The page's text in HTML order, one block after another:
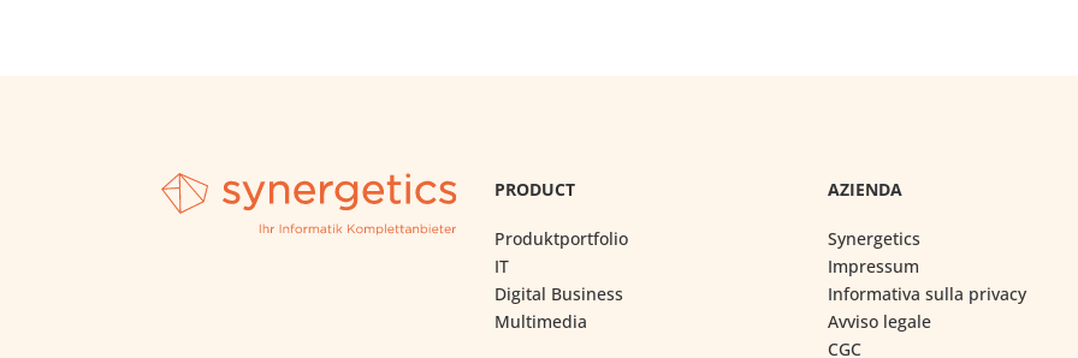
PRODUCT
Produktportfolio
IT
Digital Business
Multimedia
AZIENDA
Synergetics
Impressum
Informativa sulla privacy
Avviso legale
CGC